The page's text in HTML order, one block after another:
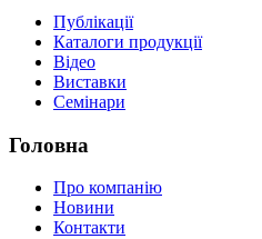
Публікації
Каталоги продукції
Відео
Виставки
Семінари
Головна
Про компанію
Новини
Контакти